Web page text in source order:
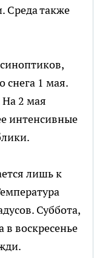
Среда также
снега 1 мая.
На 2 мая
интенсивные
лишь к
Суббота,
в воскресенье